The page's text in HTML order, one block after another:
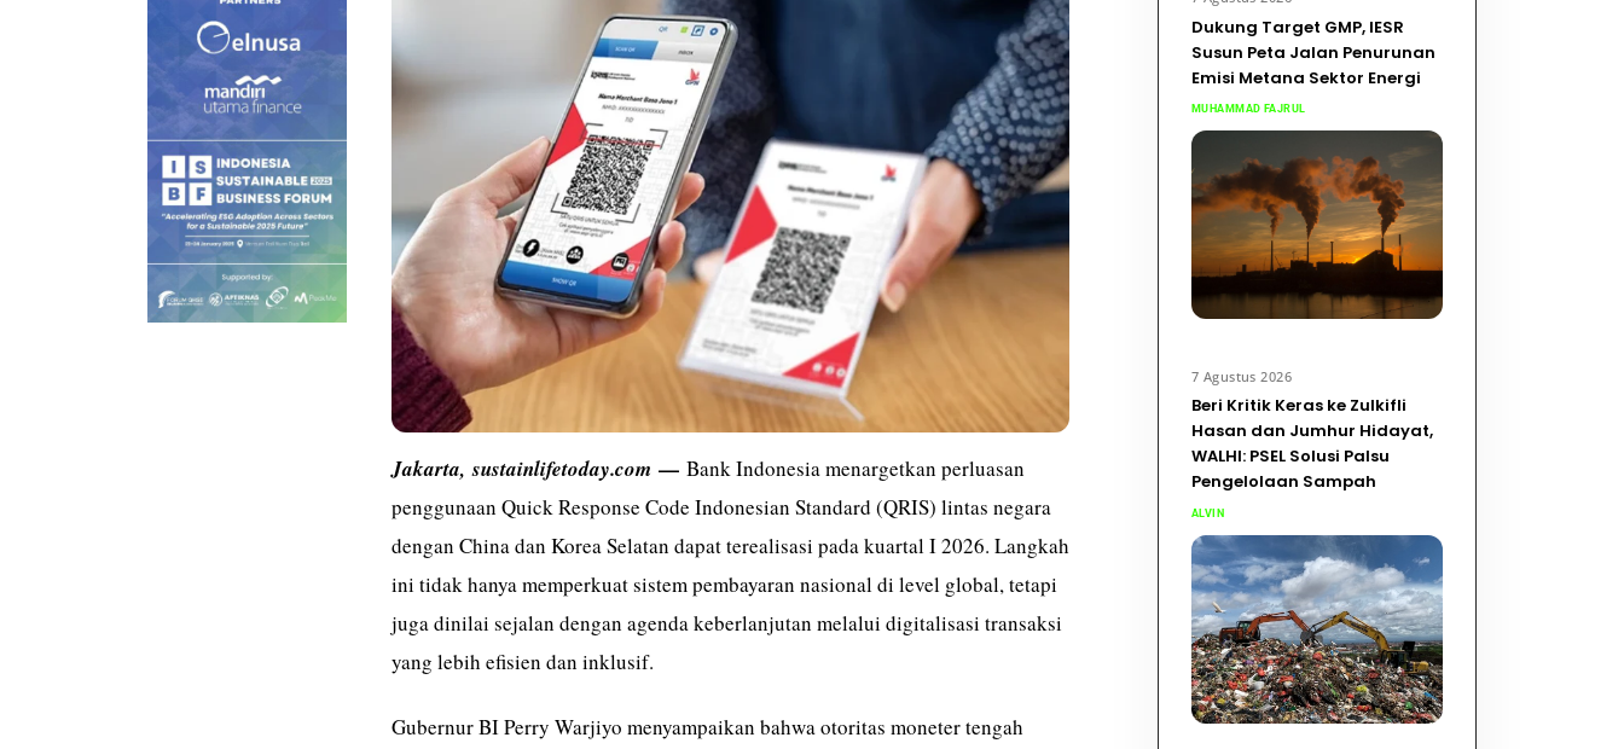
Jakarta,sustainlifetoday.com —Bank Indonesia menargetkan perluasan
penggunaan Quick Response Code Indonesian Standard (QRIS) lintas negara
dengan China dan Korea Selatan dapat terealisasi pada kuartal I 2026. Langkah
ini tidak hanya memperkuat sistem pembayaran nasional di level global, tetapi
juga dinilai sejalan dengan agenda keberlanjutan melalui digitalisasi transaksi
yang lebih efisien dan inklusif.
Gubernur BI Perry Warjiyo menyampaikan bahwa otoritas moneter tengah
Dukung Target GMP, IESR
Susun Peta Jalan Penurunan
Emisi Metana Sektor Energi
MUHAMMAD FAJRUL
7 Agustus 2026
Beri Kritik Keras ke Zulkifli
Hasan dan Jumhur Hidayat,
WALHI: PSEL Solusi Palsu
Pengelolaan Sampah
ALVIN